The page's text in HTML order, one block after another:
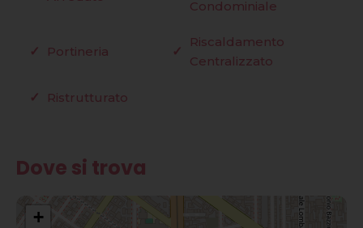
Condominiale
Portineria
Riscaldamento
Centralizzato
Ristrutturato
Dove si trova
+